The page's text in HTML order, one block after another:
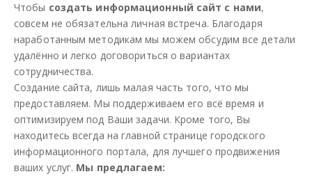
Чтобы создать информационный сайт с нами,
совсем не обязательна личная встреча. Благодаря
наработанным методикам мы можем обсудим все детали
удалённо и легко договориться о вариантах
сотрудничества.
Создание сайта, лишь малая часть того, что мы
предоставляем. Мы поддерживаем его всё время и
оптимизируем под Ваши задачи. Кроме того, Вы
находитесь всегда на главной странице городского
информационного портала, для лучшего продвижения
ваших услуг. Мы предлагаем: